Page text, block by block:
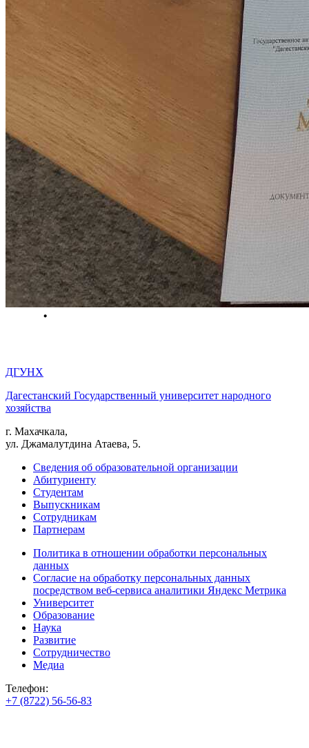
ДГУНХ
Дагестанский Государственный университет народного
хозяйства
г. Махачкала,
ул. Джамалутдина Атаева, 5.
Сведения об образовательной организации
Абитуриенту
Студентам
Выпускникам
Сотрудникам
Партнерам
Политика в отношении обработки персональных
данных
Согласие на обработку персональных данных
посредством веб-сервиса аналитики Яндекс Метрика
Университет
Образование
Наука
Развитие
Сотрудничество
Медиа
Телефон:
+7 (8722) 56-56-83